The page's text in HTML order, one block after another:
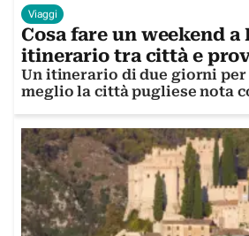
Viaggi
Cosa fare un weekend a
itinerario tra città e
Un itinerario di due giorni
meglio la città pugliese nota